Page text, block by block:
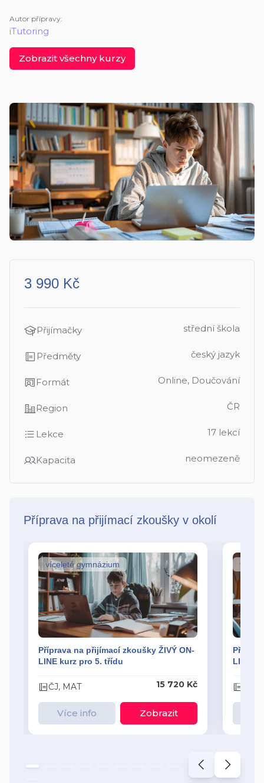
Autor přípravy:
iTutoring
Zobrazit všechny kurzy
3 990 Kč
Přijímačky střední škola
Předměty český jazyk
Formát Online, Doučování
Region ČR
Lekce 17 lekcí
Kapacita neomezeně
Příprava na přijímací zkoušky v okolí
víceleté gymnázium
Příprava na přijímací zkoušky ŽIVÝ ON-
LINE kurz pro 5. třídu
ČJ, MAT 15 720 Kč
Více info Zobrazit
LINE